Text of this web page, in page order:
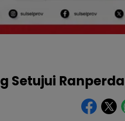
Setujui Ranperda